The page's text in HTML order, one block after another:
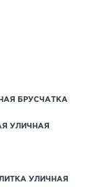
БРУСЧАТКА
УЛИЧНАЯ
УЛИЧНАЯ